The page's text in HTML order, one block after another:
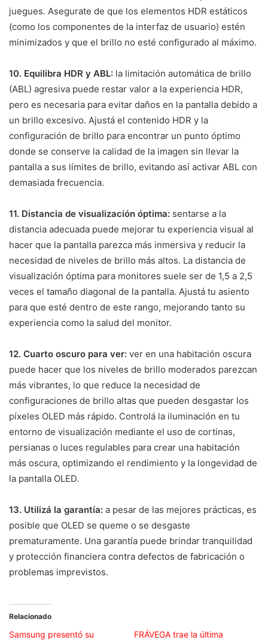
juegues. Asegurate de que los elementos HDR estáticos
(como los componentes de la interfaz de usuario) estén
minimizados y que el brillo no esté configurado al máximo.
10. Equilibra HDR y ABL: la limitación automática de brillo
(ABL) agresiva puede restar valor a la experiencia HDR,
pero es necesaria para evitar daños en la pantalla debido a
un brillo excesivo. Ajustá el contenido HDR y la
configuración de brillo para encontrar un punto óptimo
donde se conserve la calidad de la imagen sin llevar la
pantalla a sus límites de brillo, evitando así activar ABL con
demasiada frecuencia.
11. Distancia de visualización óptima: sentarse a la
distancia adecuada puede mejorar tu experiencia visual al
hacer que la pantalla parezca más inmersiva y reducir la
necesidad de niveles de brillo más altos. La distancia de
visualización óptima para monitores suele ser de 1,5 a 2,5
veces el tamaño diagonal de la pantalla. Ajustá tu asiento
para que esté dentro de este rango, mejorando tanto su
experiencia como la salud del monitor.
12. Cuarto oscuro para ver: ver en una habitación oscura
puede hacer que los niveles de brillo moderados parezcan
más vibrantes, lo que reduce la necesidad de
configuraciones de brillo altas que pueden desgastar los
píxeles OLED más rápido. Controlá la iluminación en tu
entorno de visualización mediante el uso de cortinas,
persianas o luces regulables para crear una habitación
más oscura, optimizando el rendimiento y la longevidad de
la pantalla OLED.
13. Utilizá la garantía: a pesar de las mejores prácticas, es
posible que OLED se queme o se desgaste
prematuramente. Una garantía puede brindar tranquilidad
y protección financiera contra defectos de fabricación o
problemas imprevistos.
Relacionado
Samsung presentó su
FRÁVEGA trae la última